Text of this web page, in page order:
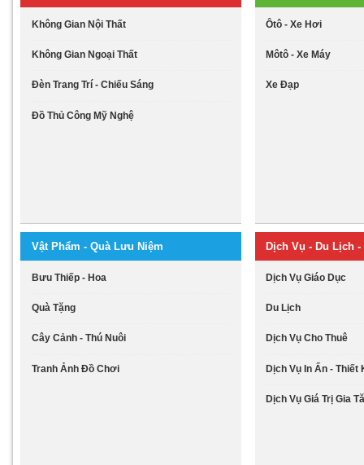
Không Gian Nội Thất
Không Gian Ngoại Thất
Đèn Trang Trí - Chiếu Sáng
Đồ Thủ Công Mỹ Nghệ
Ôtô - Xe Hơi
Môtô - Xe Máy
Xe Đạp
Vật Phẩm - Quà Lưu Niệm
Bưu Thiếp - Hoa
Quà Tặng
Cây Cảnh - Thú Nuôi
Tranh Ảnh Đồ Chơi
Dịch Vụ - Du Lịch
Dịch Vụ Giáo Dục
Du Lịch
Dịch Vụ Cho Thuê
Dịch Vụ In Ấn - Thiết
Dịch Vụ Giá Trị Gia